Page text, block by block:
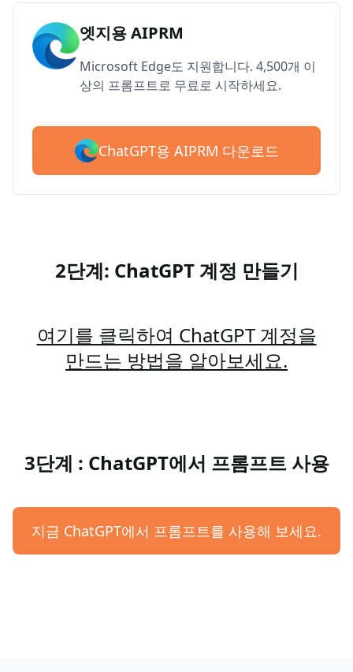
엣지용 AIPRM
Microsoft Edge도 지원합니다. 4,500개 이
상의 프롬프트로 무료로 시작하세요.
ChatGPT용 AIPRM 다운로드
2단계: ChatGPT 계정 만들기
여기를 클릭하여 ChatGPT 계정을
만드는 방법을 알아보세요.
3단계 : ChatGPT에서 프롬프트 사용
지금 ChatGPT에서 프롬프트를 사용해 보세요.